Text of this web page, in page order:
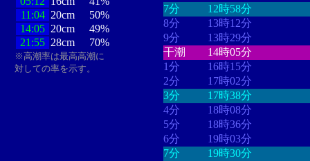
11:04 20cm
50%
14:05 20cm
49%
21:55 28cm 70%
※高潮率は最高高潮に
対しての率を示す。
7分
12時58分
8分
13時12分
9分
13時29分
干潮
14時05分
1分
16時15分
2分
17時02分
3分
17時38分
4分
18時08分
5分
18時36分
6分
19時03分
7分
19時30分